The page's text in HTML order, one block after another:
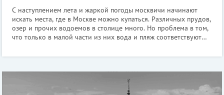
С наступлением лета и жаркой погоды москвичи начинают
искать места, где в Москве можно купаться. Различных прудов,
озер и прочих водоемов в столице много. Но проблема в том,
что только в малой части из них вода и пляж соответствуют
специалисты Р